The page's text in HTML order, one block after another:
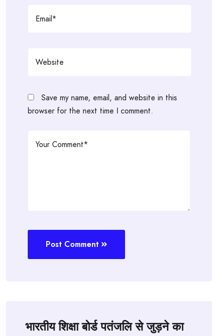
Save my name, email, and website in this
browser for the next time I comment.
Post Comment
भारतीय शिक्षा बोर्ड पतंजलि से जुड़ने का